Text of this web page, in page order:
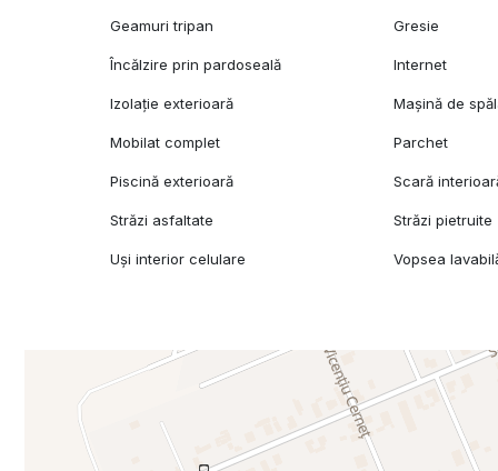
Geamuri tripan Gresie
Încălzire prin pardoseală Internet
Izolație exterioară Mașină de
Mobilat complet Parchet
Piscină exterioară Scară
Străzi asfaltate Străzi pietruite
Uși interior celulare Vopsea